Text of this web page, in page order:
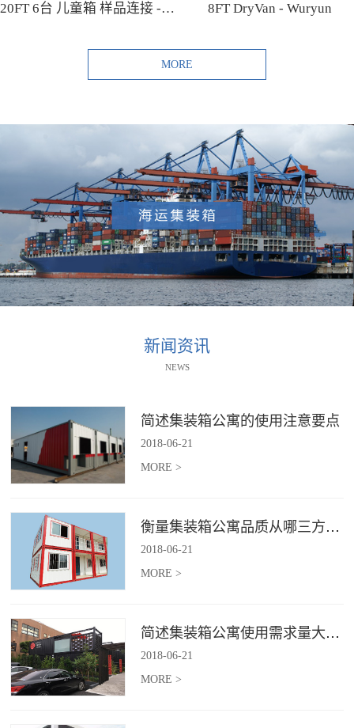
20FT 6台 儿童箱 样品连接 - Shibutani 8FT DryVan - Wuryun
MORE
新闻资讯
NEWS
简述集装箱公寓的使用注意要点
2018-06-21
MORE >
衡量集装箱公寓品质从哪三方面入手？
2018-06-21
MORE >
简述集装箱公寓使用需求量大幅增加的原因
2018-06-21
MORE >